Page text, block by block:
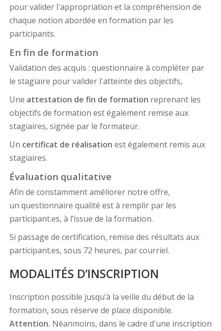
pour valider l'appropriation et la compréhension de
chaque notion abordée en formation par les
participants.
En fin de formation
Validation des acquis : questionnaire à compléter par
le stagiaire pour valider l'atteinte des objectifs,
Une attestation de fin de formation reprenant les
objectifs de formation est également remise aux
stagiaires, signée par le formateur.
Un certificat de réalisation est également remis aux
stagiaires.
Évaluation qualitative
Afin de constamment améliorer notre offre,
un questionnaire qualité est à remplir par les
participant.es, à l’issue de la formation.
Si passage de certification, remise des résultats aux
participant.es, sous 72 heures, par courriel.
MODALITÉS D’INSCRIPTION
Inscription possible jusqu’à la veille du début de la
formation, sous réserve de place disponible.
Attention. Néanmoins, dans le cadre d'une inscription